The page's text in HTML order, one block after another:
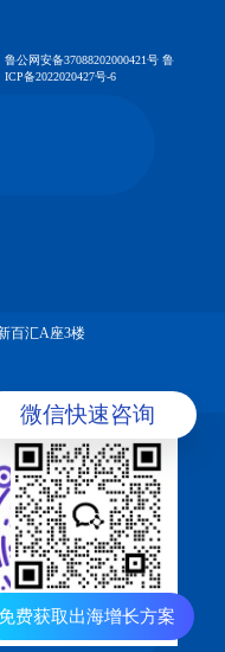
微信快速咨询
费获取出海增长方案
鲁公网安备37088202000421号 鲁
ICP备2022020427号-6
百汇A座3楼